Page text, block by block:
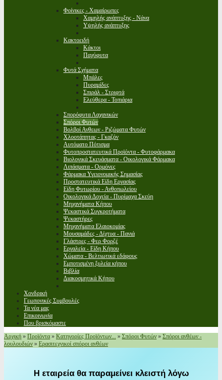
Φοίνικες - Χαμαίρωπες
Χαμηλής ανάπτυξης - Νάνα
Υψηλής ανάπτυξης
Κακτοειδή
Κάκτοι
Παχύφυτα
Φυτά Σχήματα
Μπάλες
Πυραμίδες
Σπιράλ - Στριφτά
Ελεύθερα - Τοπιάρια
Σπορόφυτα Λαχανικών
Σπόροι Φυτών
Βολβοί Ανθεων - Ριζώματα Φυτών
Χλοοτάπητας - Γκαζόν
Αυτόματο Πότισμα
Φυτοπροστατευτικά Προϊόντα - Φυτοφάρμακα
Βιολογικά Σκευάσματα - Οικολογικά Φάρμακα
Λιπάσματα - Ορμόνες
Φάρμακα Υγειονομικής Σημασίας
Προστατευτικά Είδη Εργασίας
Είδη Φυτωρίου - Ανθοπωλείου
Οικολογικά Δοχεία - Πυρίμαχα Σκεύη
Μηχανήματα Κήπου
Ψεκαστικά Συγκροτήματα
Ψεκαστήρες
Μηχανήματα Ελαιοκομίας
Μουσαμάδες - Δίχτυα - Πανιά
Γλάστρες - Φερ Φορζέ
Εργαλεία - Είδη Κήπου
Χώματα - Βελτιωτικά εδάφους
Εμποτισμένη ξυλεία κήπου
Βιβλία
Διακοσμητικά Κήπου
Χονδρική
Γεωπονικές Συμβουλές
Τα νέα μας
Επικοινωνία
Που βρισκόμαστε
Αρχική » Προϊόντα » Κατηγορίες Προϊόντων... » Σπόροι Φυτών » Σπόροι ανθέων -
λουλουδιών » Ερασιτεχνικοί σπόροι ανθέων
Η εταιρεία θα παραμείνει κλειστή λόγω